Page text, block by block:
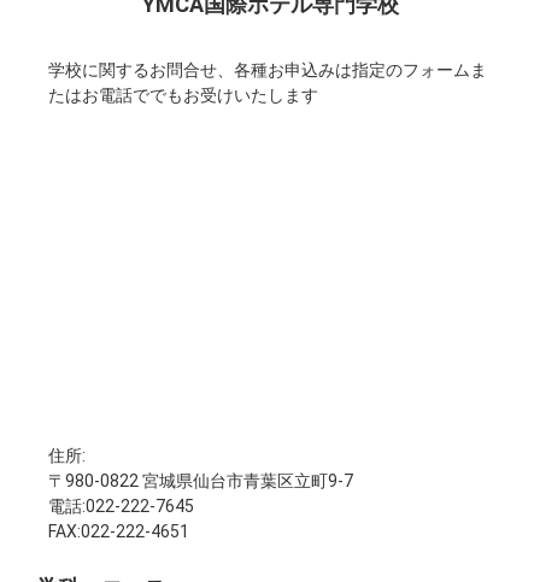
学校に関するお問合せ、各種お申込みは指定のフォームま
たはお電話ででもお受けいたします
住所:
〒980-0822 宮城県仙台市青葉区立町9-7
電話:022-222-7645
FAX:022-222-4651